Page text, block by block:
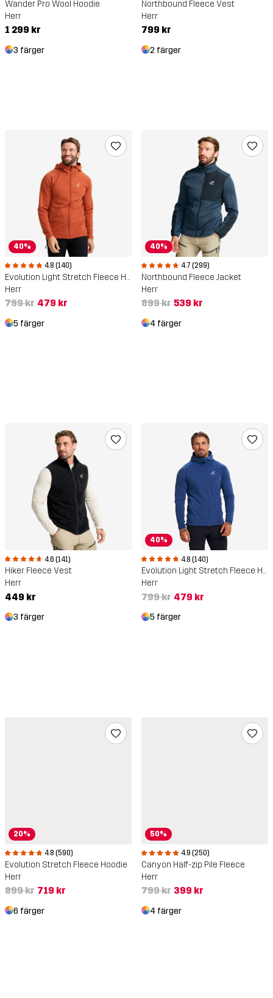
Wander Pro Wool Hoodie
Herr
1 299 kr
3 färger
Northbound Fleece Vest
Herr
799 kr
2 färger
40%
4.8 (140)
Evolution Light Stretch Fleece Hoodie
Herr
799 kr 479 kr
5 färger
40%
4.7 (299)
Northbound Fleece Jacket
Herr
899 kr 539 kr
4 färger
4.6 (141)
Hiker Fleece Vest
Herr
449 kr
3 färger
40%
4.8 (140)
Evolution Light Stretch Fleece Hoodie
Herr
799 kr 479 kr
5 färger
20%
4.8 (590)
Evolution Stretch Fleece Hoodie
Herr
899 kr 719 kr
6 färger
50%
4.9 (250)
Canyon Half-zip Pile Fleece
Herr
799 kr 399 kr
4 färger